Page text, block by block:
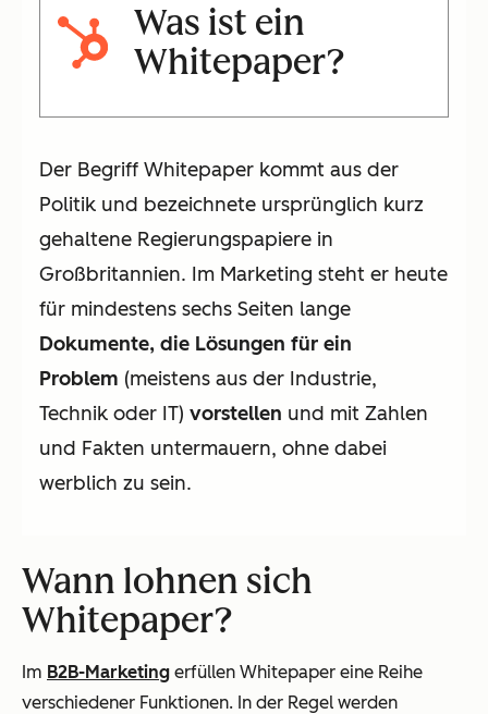
Was ist ein
Whitepaper?
Der Begriff Whitepaper kommt aus der
Politik und bezeichnete ursprünglich kurz
gehaltene Regierungspapiere in
Großbritannien. Im Marketing steht er heute
für mindestens sechs Seiten lange
Dokumente, die Lösungen für ein
Problem (meistens aus der Industrie,
Technik oder IT) vorstellen und mit Zahlen
und Fakten untermauern, ohne dabei
werblich zu sein.
Wann lohnen sich
Whitepaper?
Im B2B-Marketing erfüllen Whitepaper eine Reihe
verschiedener Funktionen. In der Regel werden